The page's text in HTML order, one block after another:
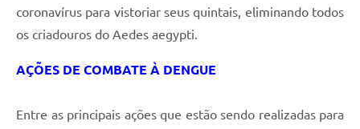
Diário Oficial
coronavírus para vistoriar seus quintais, eliminando todos
os criadouros do Aedes aegypti.
AÇÕES DE COMBATE À DENGUE
Entre as principais ações que estão sendo realizadas para